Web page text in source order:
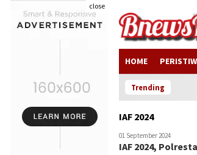
close
HOME
Trending
IAF 2024
01 September 2024
IAF 2024,